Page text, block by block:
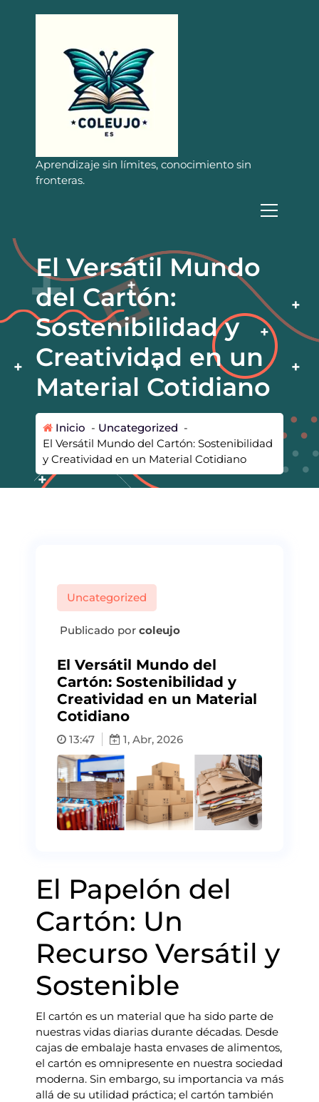
Aprendizaje sin límites, conocimiento sin
fronteras.
El Versátil Mundo
del Cartón:
Sostenibilidad y
Creatividad en un
Material Cotidiano
Inicio - Uncategorized -
El Versátil Mundo del Cartón: Sostenibilidad
y Creatividad en un Material Cotidiano
Uncategorized
Publicado por coleujo
El Versátil Mundo del
Cartón: Sostenibilidad y
Creatividad en un Material
Cotidiano
13:47 1, Abr, 2026
El Papelón del
Cartón: Un
Recurso Versátil y
Sostenible
El cartón es un material que ha sido parte de
nuestras vidas diarias durante décadas. Desde
cajas de embalaje hasta envases de alimentos,
el cartón es omnipresente en nuestra sociedad
moderna. Sin embargo, su importancia va más
allá de su utilidad práctica; el cartón también